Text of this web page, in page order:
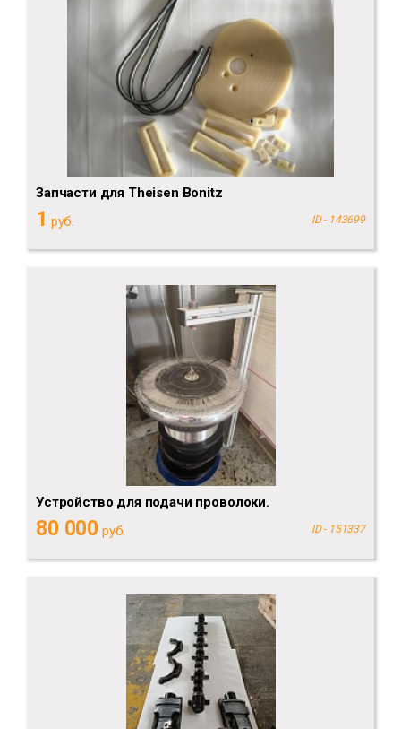
Запчасти для Theisen Bonitz
1 руб. ID - 143699
Устройство для подачи проволоки.
80 000 руб. ID - 151337